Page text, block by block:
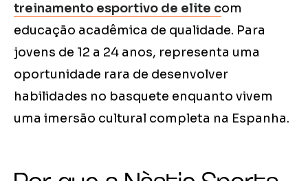
treinamento esportivo de elite com
educação acadêmica de qualidade. Para
jovens de 12 a 24 anos, representa uma
oportunidade rara de desenvolver
habilidades no basquete enquanto vivem
uma imersão cultural completa na Espanha.